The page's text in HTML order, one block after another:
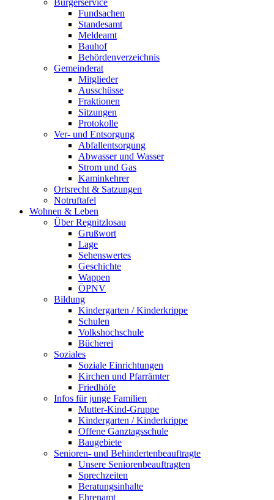
Bürgerservice
Fundsachen
Standesamt
Meldeamt
Bauhof
Behördenverzeichnis
Gemeinderat
Mitglieder
Ausschüsse
Fraktionen
Sitzungen
Protokolle
Ver- und Entsorgung
Abfallentsorgung
Abwasser und Wasser
Strom und Gas
Kaminkehrer
Ortsrecht & Satzungen
Notruftafel
Wohnen & Leben
Über Regnitzlosau
Grußwort
Lage
Sehenswertes
Geschichte
Wappen
ÖPNV
Bildung
Kindergarten / Kinderkrippe
Schulen
Volkshochschule
Bücherei
Soziales
Soziale Einrichtungen
Kirchen und Pfarrämter
Friedhöfe
Infos für junge Familien
Mutter-Kind-Gruppe
Kindergarten / Kinderkrippe
Offene Ganztagsschule
Baugebiete
Senioren- und Behindertenbeauftragte
Unsere Seniorenbeauftragten
Sprechzeiten
Beratungsinhalte
Ehrenamt